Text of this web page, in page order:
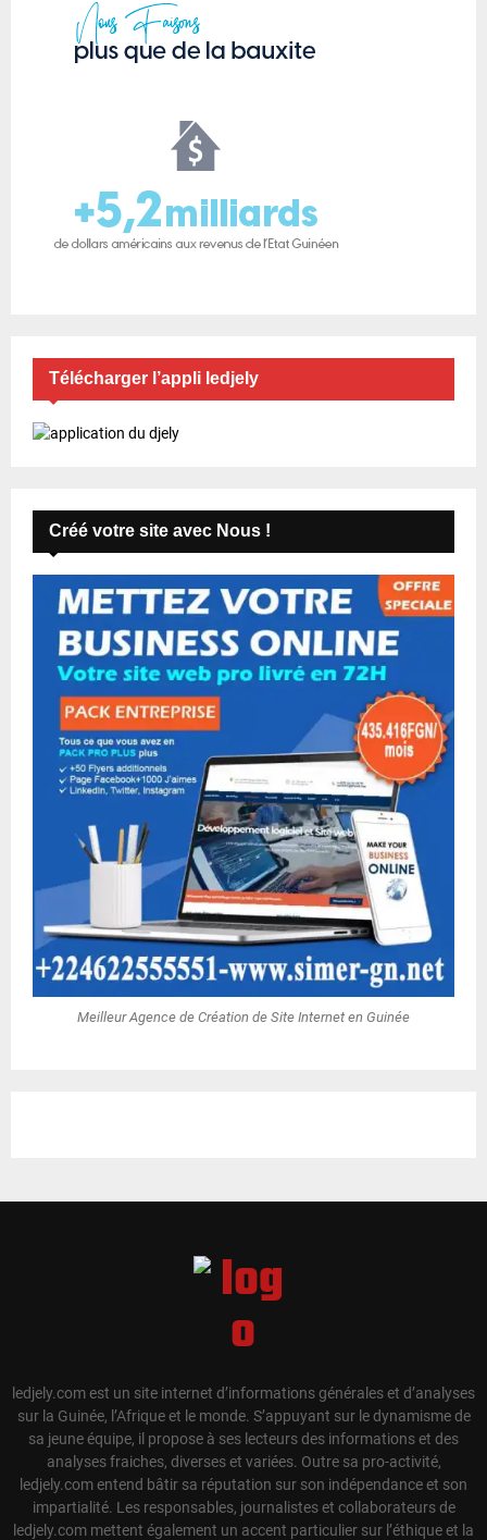
Télécharger l’appli ledjely
Créé votre site avec Nous !
Meilleur Agence de Création de Site Internet en Guinée
ledjely.com est un site internet d’informations générales et d’analyses
sur la Guinée, l’Afrique et le monde. S’appuyant sur le dynamisme de
sa jeune équipe, il propose à ses lecteurs des informations et des
analyses fraiches, diverses et variées. Outre sa pro-activité,
ledjely.com entend bâtir sa réputation sur son indépendance et son
impartialité. Les responsables, journalistes et collaborateurs de
ledjely.com mettent également un accent particulier sur l’éthique et la